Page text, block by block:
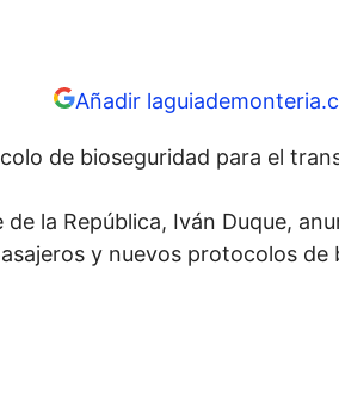
Añadir
de bioseguridad para el
de la República, Iván Duque,
y nuevos protocolos